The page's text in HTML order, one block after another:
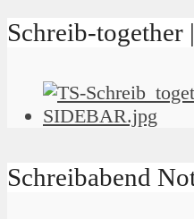
Schreib-together
Schreibabend